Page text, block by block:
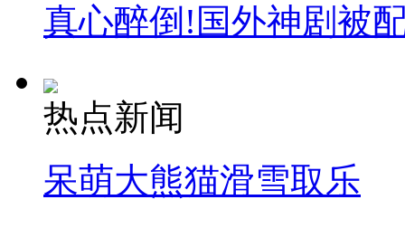
真心醉倒!国外神剧被
热点新闻
呆萌大熊猫滑雪取乐